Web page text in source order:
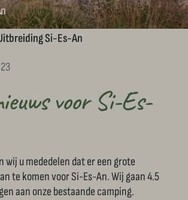
Si-Es-An
voor Si-Es-
wij u mededelen dat er een grote
te komen voor Si-Es-An. Wij gaan 4.5
aan onze bestaande camping.